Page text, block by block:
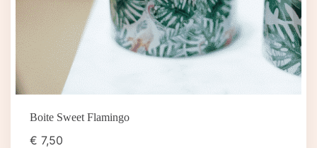
Boite Sweet Flamingo
€ 7,50